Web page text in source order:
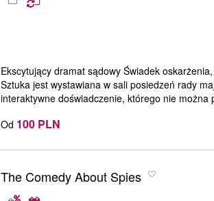
Ekscytujący dramat sądowy Świadek
Sztuka jest wystawiana w sali posiedzeń rady
interaktywne doświadczenie, którego nie można
Od 100 PLN
The Comedy About Spies